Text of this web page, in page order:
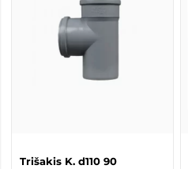
Trišakis K. d110 90